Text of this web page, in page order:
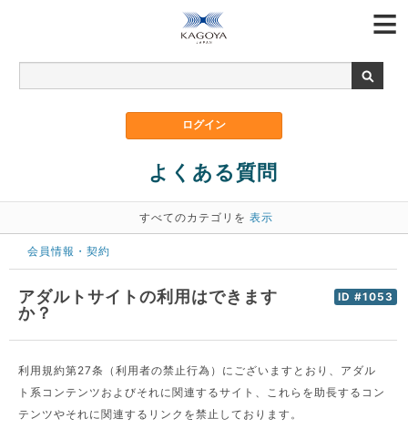
よくある質問
すべてのカテゴリを 表示
会員情報・契約
ID #1053
アダルトサイトの利用はできます
か？
利用規約第27条（利用者の禁止行為）にございますとおり、アダル
ト系コンテンツおよびそれに関連するサイト、これらを助長するコン
テンツやそれに関連するリンクを禁止しております。